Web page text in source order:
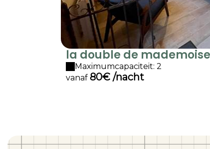
la double de
Juliet
Maximumcapaciteit: 2
vanaf 80€ /nacht